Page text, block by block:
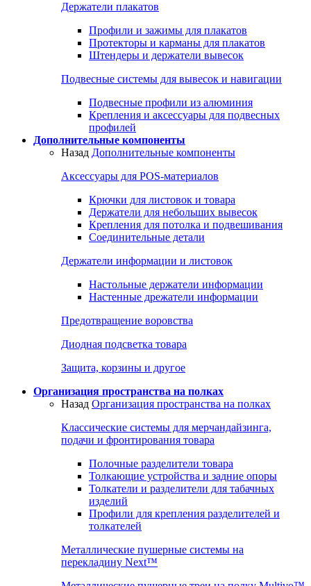
Держатели плакатов
Профили и зажимы для плакатов
Протекторы и карманы для плакатов
Штендеры и держатели вывесок
Подвесные системы для вывесок и навигации
Подвесные профили из алюминия
Крепления и аксессуары для подвесных
профилей
Дополнительные компоненты
Назад Дополнительные компоненты
Аксессуары для POS-материалов
Крючки для листовок и товара
Держатели для небольших вывесок
Крепления для потолка и подвешивания
Соединительные детали
Держатели информации и листовок
Настольные держатели информации
Настенные дрежатели информации
Предотвращение воровства
Диодная подсветка товара
Защита, корзины и другое
Организация пространства на полках
Назад Организация пространства на полках
Классические системы для мерчандайзинга,
подачи и фронтирования товара
Полочные разделители товара
Толкающие устройства и задние опоры
Толкатели и разделители для табачных
изделий
Профили для крепления разделителей и
толкателей
Металлические пушерные системы на
перекладину Next™